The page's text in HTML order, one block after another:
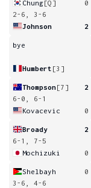
Chung[Q]
0
2-6, 3-6
Johnson
2
bye
Humbert [3]
Thompson[7]
2
6-0, 6-1
Kovacevic
0
Broady
2
6-1, 7-5
Mochizuki
0
Shelbayh
0
3-6, 4-6